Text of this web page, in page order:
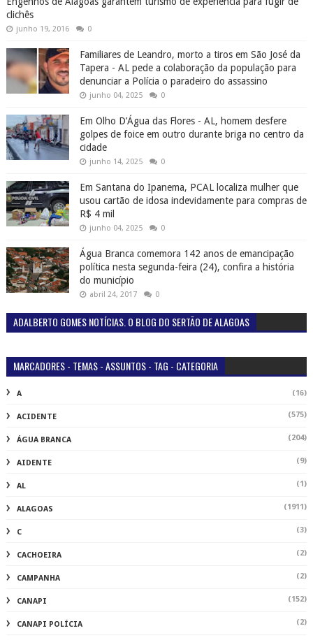
clichês
junho 19, 2016 0
Familiares de Leandro, morto a tiros em São José da
Tapera - AL pede a colaboração da população para
denunciar a Polícia o paradeiro do assassino
junho 04, 2025 0
Em Olho D’Água das Flores - AL, homem desfere
golpes de foice em outro durante briga no centro da
cidade
junho 14, 2025 0
Em Santana do Ipanema, PCAL localiza mulher que
usou cartão de idosa indevidamente para compras de
R$ 4 mil
junho 04, 2025 0
Água Branca comemora 142 anos de emancipação
política nesta segunda-feira (24), confira a história
do município
abril 24, 2017 0
ADALBERTO GOMES NOTÍCIAS. O BLOG DO SERTÃO DE ALAGOAS
MARCADORES - TEMAS - ASSUNTOS - TAG - CATEGORIA
A (16)
ACIDENTE (575)
ÁGUA BRANCA (204)
AIDENTE (9)
AL (1)
ALAGOAS (1911)
C (3)
CACHOEIRA (2)
CAMPANHA (2)
CANAPI (152)
CANAPI POLÍCIA (2)